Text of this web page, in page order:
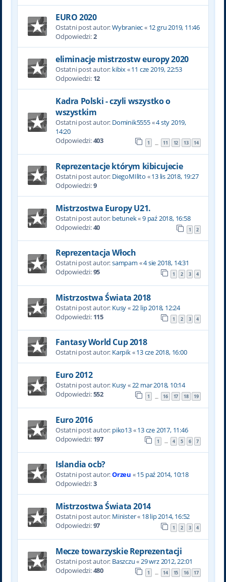
EURO 2020
Ostatni post autor:Wybraniec« 12 gru 2019, 11:46
Odpowiedzi:2
eliminacje mistrzostw europy 2020
Ostatni post autor: kibix«11 cze 2019, 22:53
Odpowiedzi: 12
Kadra Polski - czyli wszystko o
wszystkim
Ostatni post autor: Dominik5555«4 sty 2019,
14:20
Odpowiedzi:403 1 … 11 12 13 14
Reprezentacje którym kibicujecie
Ostatni post autor: DiegoMIlito «13 lis 2018, 19:27
Odpowiedzi:9
Mistrzostwa Europy U21.
Ostatni post autor: betunek«9 paź 2018, 16:58
Odpowiedzi:40 1 2
Reprezentacja Włoch
Ostatni post autor:sampam «4 sie 2018, 14:31
Odpowiedzi:95 1 2 3 4
Mistrzostwa Świata 2018
Ostatni post autor: Kusy«22 lip 2018, 12:24
Odpowiedzi: 115 1 2 3 4
Fantasy World Cup 2018
Ostatni post autor: Karpik«13 cze 2018, 16:00
Euro 2012
Ostatni post autor: Kusy«22 mar 2018, 10:14
Odpowiedzi:552 1 … 16 17 18 19
Euro 2016
Ostatni post autor: piko13«13 cze 2017, 11:46
Odpowiedzi: 197 1 … 4 5 6 7
Islandia ocb?
Ostatni post autor:Orzeu «15 paź 2014, 10:18
Odpowiedzi:3
Mistrzostwa Świata 2014
Ostatni post autor: Minister« 18 lip 2014, 16:52
Odpowiedzi:97 1 2 3 4
Mecze towarzyskie Reprezentacji
Ostatni post autor: Baszczu«29 wrz 2012, 22:01
Odpowiedzi:480 1 … 14 15 16 17